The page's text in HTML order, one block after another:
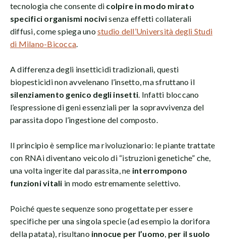
tecnologia che consente di colpire in modo mirato
specifici organismi nocivisenza effetti collaterali
diffusi, come spiega unostudio dell’Università degli Studi
di Milano-Bicocca.
A differenza degli insetticidi tradizionali, questi
biopesticidi non avvelenano l’insetto, ma sfruttano il
silenziamento genico degli insetti. Infatti bloccano
l’espressione di geni essenziali per la sopravvivenza del
parassita dopo l’ingestione del composto.
Il principio è semplice ma rivoluzionario: le piante trattate
con RNAi diventano veicolo di “istruzioni genetiche” che,
una volta ingerite dal parassita, ne interrompono
funzioni vitali in modo estremamente selettivo.
Poiché queste sequenze sono progettate per essere
specifiche per una singola specie (ad esempio la dorifora
della patata), risultano innocue per l’uomo, per il suolo